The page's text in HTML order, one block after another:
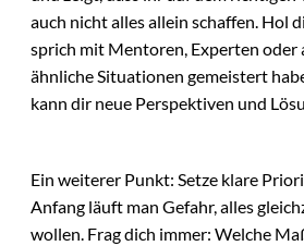
auch nicht alles allein schaffen. Hol
sprich mit Mentoren, Experten oder
ähnliche Situationen gemeistert
kann dir neue Perspektiven und
Ein weiterer Punkt: Setze klare
Anfang läuft man Gefahr, alles
wollen. Frag dich immer: Welche